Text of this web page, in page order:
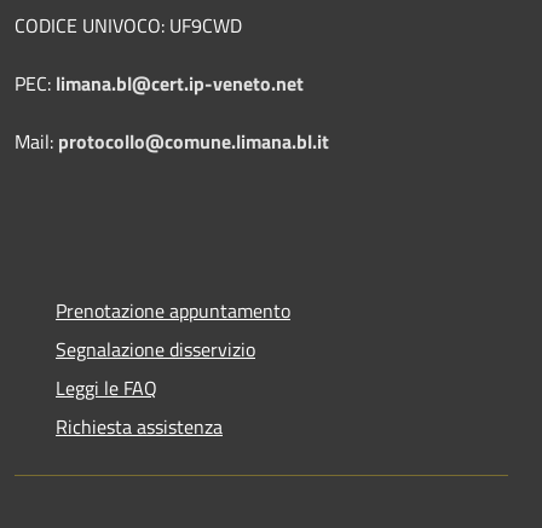
CODICE UNIVOCO: UF9CWD
PEC: limana.bl@cert.ip-veneto.net
Mail: protocollo@comune.limana.bl.it
Prenotazione appuntamento
Segnalazione disservizio
Leggi le FAQ
Richiesta assistenza